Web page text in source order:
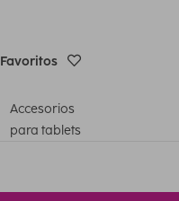
Favoritos
Accesorios
para tablets